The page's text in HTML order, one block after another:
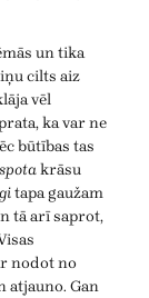
un tika
cilts aiz
vēl
ka var ne
būtības tas
spotakrāsu
tapa gaužam
tā arī saprot,
nodot no
atjauno. Gan